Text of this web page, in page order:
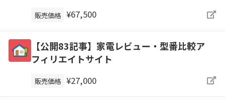
販売価格 ¥67,500
【公開83記事】家電レビュー・型番比較ア
フィリエイトサイト
販売価格 ¥27,000